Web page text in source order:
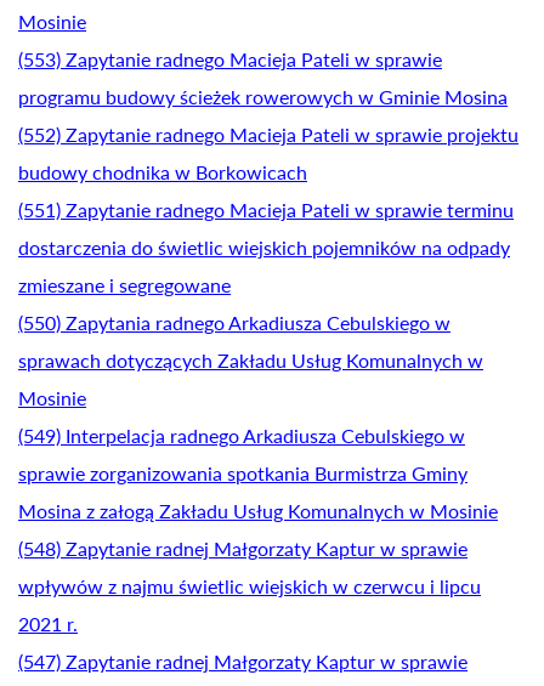
Mosinie
(553) Zapytanie radnego Macieja Pateli w sprawie
programu budowy ścieżek rowerowych w Gminie Mosina
(552) Zapytanie radnego Macieja Pateli w sprawie projektu
budowy chodnika w Borkowicach
(551) Zapytanie radnego Macieja Pateli w sprawie terminu
dostarczenia do świetlic wiejskich pojemników na odpady
zmieszane i segregowane
(550) Zapytania radnego Arkadiusza Cebulskiego w
sprawach dotyczących Zakładu Usług Komunalnych w
Mosinie
(549) Interpelacja radnego Arkadiusza Cebulskiego w
sprawie zorganizowania spotkania Burmistrza Gminy
Mosina z załogą Zakładu Usług Komunalnych w Mosinie
(548) Zapytanie radnej Małgorzaty Kaptur w sprawie
wpływów z najmu świetlic wiejskich w czerwcu i lipcu
2021 r.
(547) Zapytanie radnej Małgorzaty Kaptur w sprawie